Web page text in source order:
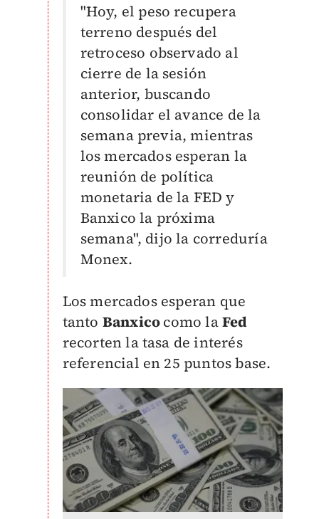
"Hoy, el peso recupera
terreno después del
retroceso observado al
cierre de la sesión
anterior, buscando
consolidar el avance de la
semana previa, mientras
los mercados esperan la
reunión de política
monetaria de la FED y
Banxico la próxima
semana", dijo la correduría
Monex.
Los mercados esperan que
tanto Banxicocomo laFed
recorten la tasa de interés
referencial en 25 puntos base.